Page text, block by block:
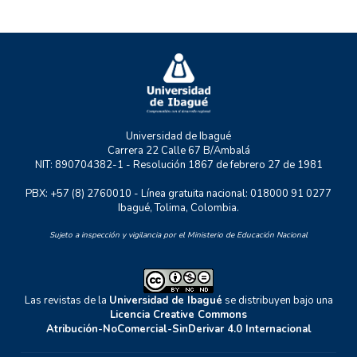
RASTRO URBANO
Universidad de Ibagué
Carrera 22 Calle 67 B/Ambalá
NIT: 890704382-1 - Resolución 1867 de febrero 27 de 1981
PBX: +57 (8) 2760010 - Línea gratuita nacional: 018000 91 0277
Ibagué, Tolima, Colombia.
Sujeto a inspección y vigilancia por el Ministerio de Educación Nacional
Las revistas de la Universidad de Ibagué se distribuyen bajo una
Licencia Creative Commons
Atribución-NoComercial-SinDerivar 4.0 Internacional